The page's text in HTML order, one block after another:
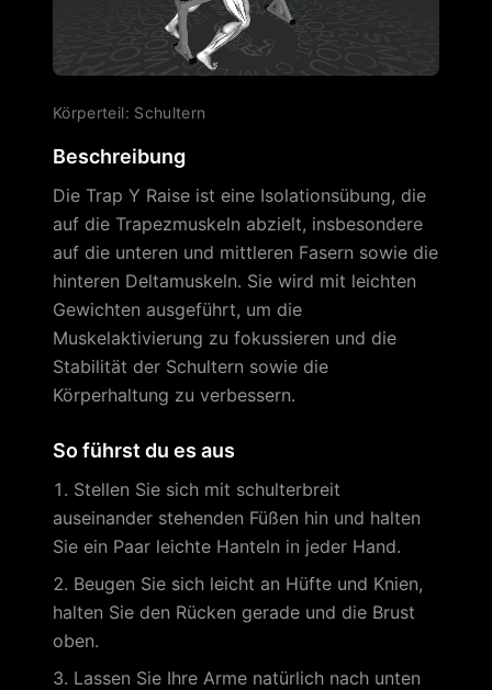
Körperteil: Schultern
Beschreibung
Die Trap Y Raise ist eine Isolationsübung, die
auf die Trapezmuskeln abzielt, insbesondere
auf die unteren und mittleren Fasern sowie die
hinteren Deltamuskeln. Sie wird mit leichten
Gewichten ausgeführt, um die
Muskelaktivierung zu fokussieren und die
Stabilität der Schultern sowie die
Körperhaltung zu verbessern.
So führst du es aus
Stellen Sie sich mit schulterbreit
auseinander stehenden Füßen hin und halten
Sie ein Paar leichte Hanteln in jeder Hand.
Beugen Sie sich leicht an Hüfte und Knien,
halten Sie den Rücken gerade und die Brust
oben.
Lassen Sie Ihre Arme natürlich nach unten